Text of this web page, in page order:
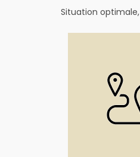
Situation optimale,